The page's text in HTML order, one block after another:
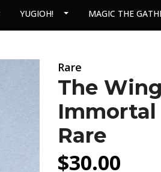
YUGIOH! MAGIC THE
Rare
The
Immortal
Rare
$30.00